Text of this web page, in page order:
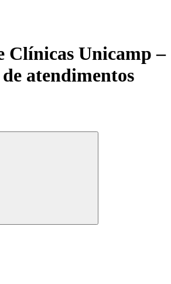
Clínicas Unicamp –
atendimentos
Compartilhar